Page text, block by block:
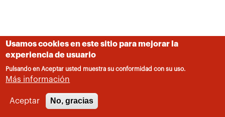
Usamos cookies en este sitio para mejorar la
experiencia de usuario
Pulsando en Aceptar usted muestra su conformidad con su uso.
Más información
Aceptar No, gracias